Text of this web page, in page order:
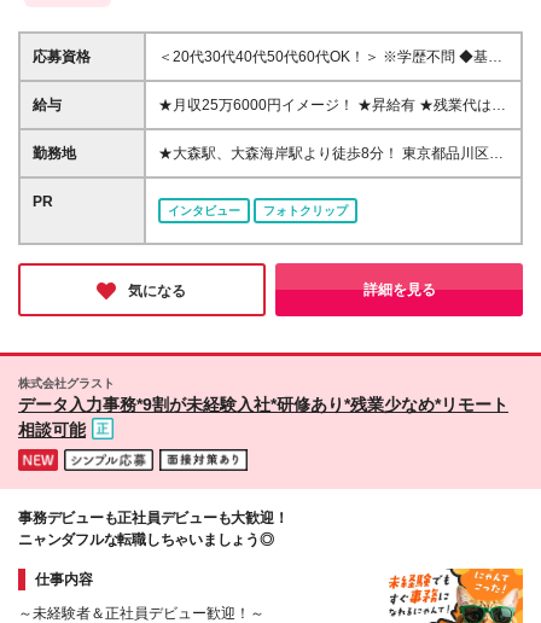
応募資格
＜20代30代40代50代60代OK！＞ ※学歴不問 ◆基本
的なPC操作(Excelやクライアントシステムへの入力
等) ★保険の知識などは一切問いません！ 難しい専門
る上で必要な知識などは入社後にイチから学んでいけ
ばOKです◎ ＼こんな方にピッタリなお仕事です／ ○
する仕事に抵抗が無い方 ○細かい作業でも丁寧に進め
給与
★月収25万6000円イメージ！ ★昇給有 ★残業代は30
分単位で全額支給 ★交通費は全額支給 時給1600円～
（18時以降は時給2000円） ※経験やスキルを考慮し
勤務地
★大森駅、大森海岸駅より徒歩8分！ 東京都品川区南
大井6-3-7 スリージェ南大井ビル
PR
インタビュー フォトクリップ
気になる 詳細を見る
株式会社グラスト
データ入力事務*9割が未経験入社*研修あり*残業少なめ*リモート
相談可能
事務デビューも正社員デビューも大歓迎！
ニャンダフルな転職しちゃいましょう◎
仕事内容
～未経験者＆正社員デビュー歓迎！～